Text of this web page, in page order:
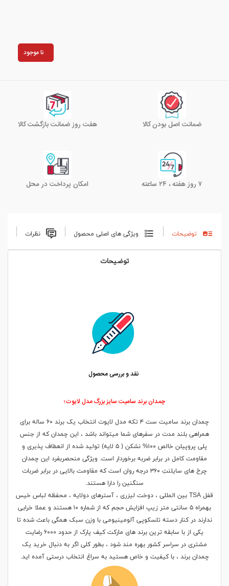
نا موجود
ضمانت اصل بودن کالا هفت روز ضمانت بازگشت کالا
۷ روز هفته ، ۲۴ ساعته امکان پرداخت در محل
توضیحات ویژگی های اصلی محصول نظرات
توضیحات
نقد و بررسی محصول
چمدان برند سامیت سایز بزرگ مدل لایوت؛
چمدان برند سامیت ست ۴ تکه مدل لایوت انتخاب یک برند ۶۰ ساله برای
همراهی بلند مدت در سفرهای شما میتواند باشد ، این چمدان که از جنس
پلی پروپیلن خالص ۱۰۰% نشکن ( ۵ لایه) تولید شده از انعطاف پذیری و
مقاومت کامل در برابر ضربه برخوردار است. ویژگی منحصربفرد این چمدان
چرخ های سایلنتِ ۳۶۰ درجه روان است که مقاومت بالایی در برابر ضربات
سنگنین را دارا هستند.
قفل TSA بین المللی ، دوخت لیزری ، آسترهای دولایه ، محفظه لباس خیس
بهمراه ۵ سانتی متر زیپ افزایش حجم که از شماره ۱۰ هستند و عملا خرابی
ندارند در کنار دسته تلسکوپی آلومینیومی با وزن سبک همگی باعث شده تا
یکی از با سابقه ترین برند های مارکت کیف پارک از حدود ۶۰۰۰ رضایت
مشتری در سراسر کشور بهره مند شود ، بطور کلی اگر به دنبال خرید یک
چمدان برند ، با کیفیت و خاص هستید به سراغ انتخاب درستی آمده اید.